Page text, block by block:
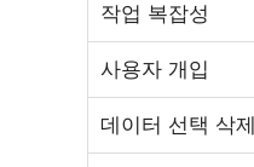
작업 복잡성
사용자 개입
데이터 선택 삭제